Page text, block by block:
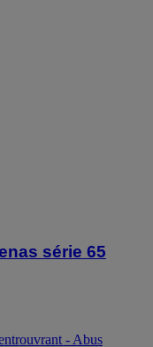
série 65
- Abus